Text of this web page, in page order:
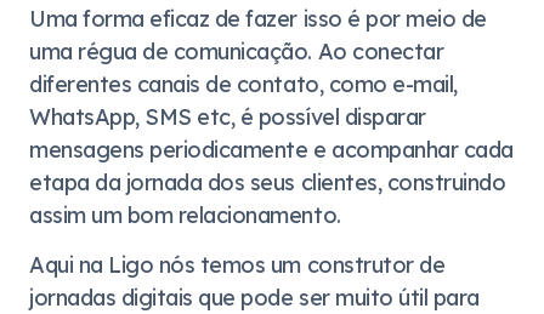
Uma forma eficaz de fazer isso é por meio de
uma régua de comunicação. Ao conectar
diferentes canais de contato, como e-mail,
WhatsApp, SMS etc, é possível disparar
mensagens periodicamente e acompanhar cada
etapa da jornada dos seus clientes, construindo
assim um bom relacionamento.
Aqui na Ligo nós temos um construtor de
jornadas digitais que pode ser muito útil para